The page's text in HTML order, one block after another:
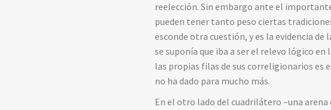
reelección. Sin embargo ante el
pueden tener tanto peso ciertas
esconde otra cuestión, y es la evidencia de
se suponía que iba a ser el relevo lógico
las propias filas de sus correligionarios es
no ha dado para mucho más.
En el otro lado del cuadrilátero –una